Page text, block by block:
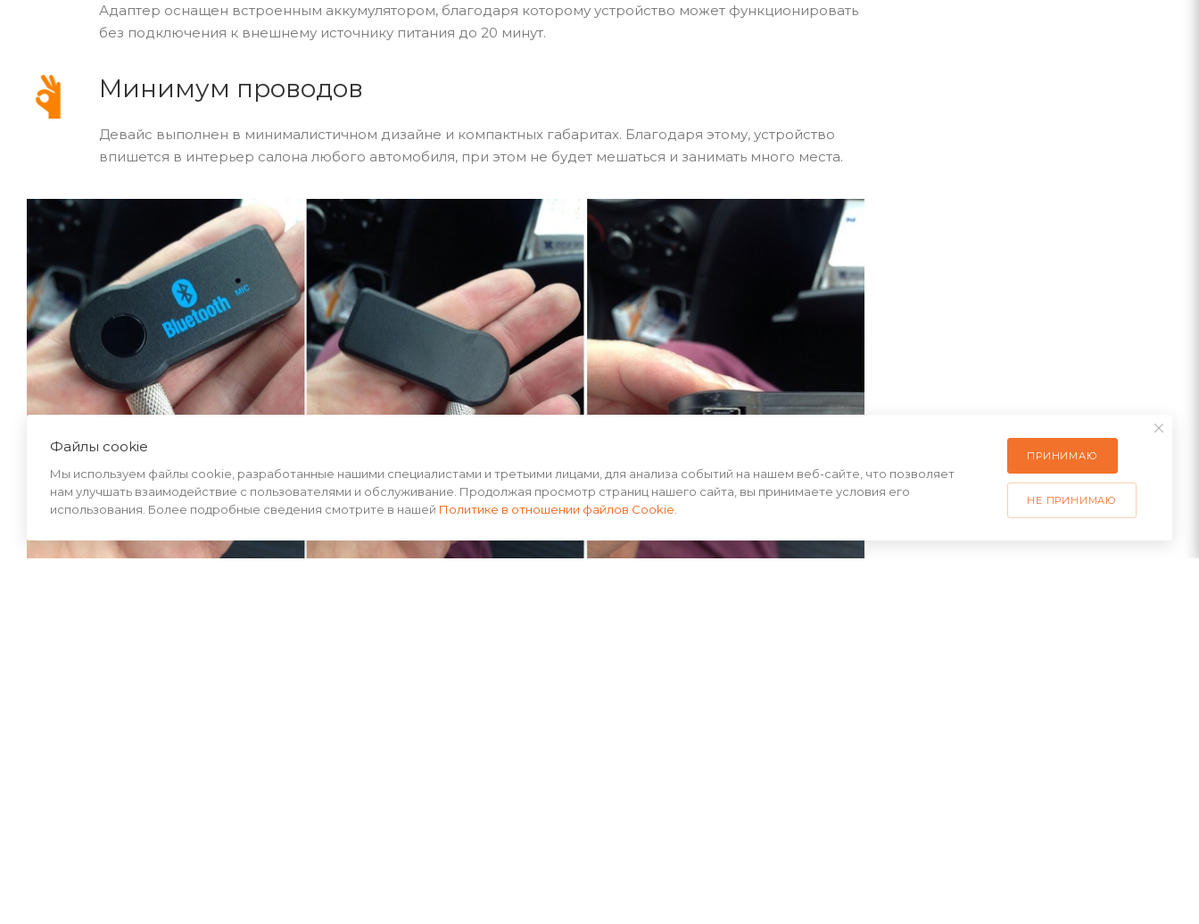
Адаптер оснащен встроенным аккумулятором, благодаря которому устройство может функционировать
без подключения к внешнему источнику питания до 20 минут.
Минимум проводов
Девайс выполнен в минималистичном дизайне и компактных габаритах. Благодаря этому, устройство
впишется в интерьер салона любого автомобиля, при этом не будет мешаться и занимать много места.
Файлы cookie
Мы используем файлы cookie, разработанные нашими специалистами и третьими лицами, для анализа событий на нашем веб-сайте, что позволяет
нам улучшать взаимодействие с пользователями и обслуживание. Продолжая просмотр страниц нашего сайта, вы принимаете условия его
использования. Более подробные сведения смотрите в нашей Политике в отношении файлов Cookie
ПРИНИМАЮ
НЕ ПРИНИМАЮ